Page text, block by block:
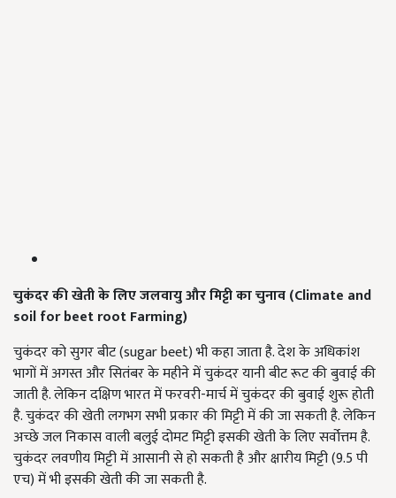
चुकंदर की खेती के लिए जलवायु और मिट्टी का चुनाव (Climate and
soil for beet root Farming)
चुकंदर को सुगर बीट (sugar beet) भी कहा जाता है. देश के अधिकांश
भागों में अगस्त और सितंबर के महीने में चुकंदर यानी बीट रूट की बुवाई की
जाती है. लेकिन दक्षिण भारत में फरवरी-मार्च में चुकंदर की बुवाई शुरू होती
है. चुकंदर की खेती लगभग सभी प्रकार की मिट्टी में की जा सकती है. लेकिन
अच्छे जल निकास वाली बलुई दोमट मिट्टी इसकी खेती के लिए सर्वोत्तम है.
चुकंदर लवणीय मिट्टी में आसानी से हो सकती है और क्षारीय मिट्टी (9.5 पी
एच) में भी इसकी खेती की जा सकती है.